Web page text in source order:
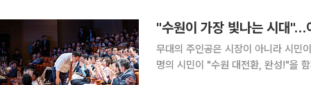
"수원이 가장 빛나는 시대"…
무대의 주인공은 시장이 아니라 시민
명의 시민이 "수원 대전환, 완성!"을